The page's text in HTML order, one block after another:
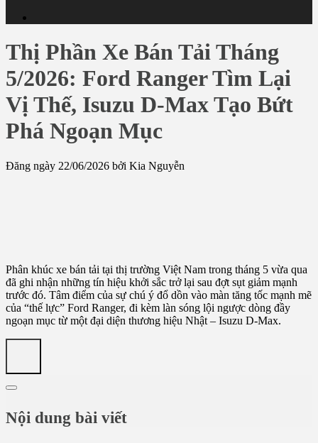
Thị Phần Xe Bán Tải Tháng
5/2026: Ford Ranger Tìm Lại
Vị Thế, Isuzu D-Max Tạo Bứt
Phá Ngoạn Mục
Đăng ngày 22/06/2026 bởi Kia Nguyễn
Phân khúc xe bán tải tại thị trường Việt Nam trong tháng 5 vừa qua
đã ghi nhận những tín hiệu khởi sắc trở lại sau đợt sụt giảm mạnh
trước đó. Tâm điểm của sự chú ý đổ dồn vào màn tăng tốc mạnh mẽ
của “thế lực” Ford Ranger, đi kèm làn sóng lội ngược dòng đầy
ngoạn mục từ một đại diện thương hiệu Nhật – Isuzu D-Max.
Nội dung bài viết